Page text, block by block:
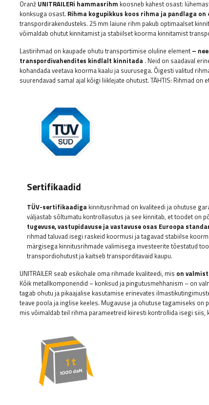
Oranž UNITRAILERi hammasrihm koosneb kahest osast:
konksuga osast. Rihma kogupikkus koos rihma ja pandlaga on
transpordirakendusteks. 25 mm laiune rihm pakub optimaalset
võimaldab ohutut kinnitamist ja stabiilset koorma kinnitamist
Lastirihmad on kaupade ohutu transportimise oluline element–
transpordivahendites kindlalt kinnitada . Neid on saadaval
kohandada veetava koorma kaalu ja suurusega. Õigesti valitud
suurendavad samal ajal kõigi liiklejate ohutust. TÄHTIS: Rihmad on
Sertifikaadid
TÜV-sertifikaadiga kinnitusrihmad on kvaliteedi ja ohutuse
väljastab sõltumatu kontrollasutus ja see kinnitab, et toodet on
tugevuse, vastupidavuse ja vastavuse osas Euroopa
rihmad taluvad isegi raskeid koormusi ja tagavad stabiilse
märgisega kinnitusrihmade valimisega investeerite tõestatud
transpordiohutust ja kaitseb transporditavaid kaupu.
UNITRAILER seab esikohale oma rihmade kvaliteedi, mis on
Kõik metallkomponendid – konksud ja pingutusmehhanism – on
tagab ohutu ja pikaajalise kasutamise erinevates
teave poola ja inglise keeles. Mugavuse ja ohutuse tagamiseks on
mis võimaldab teil rihma parameetreid kiiresti kontrollida isegi siis,